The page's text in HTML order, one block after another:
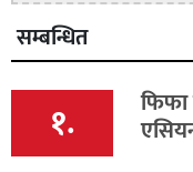
सम्बन्धित
१. फिफा